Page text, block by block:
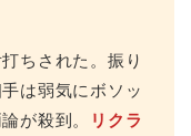
ちされた。振り
は弱気にボソッ
が殺到。
リクラ